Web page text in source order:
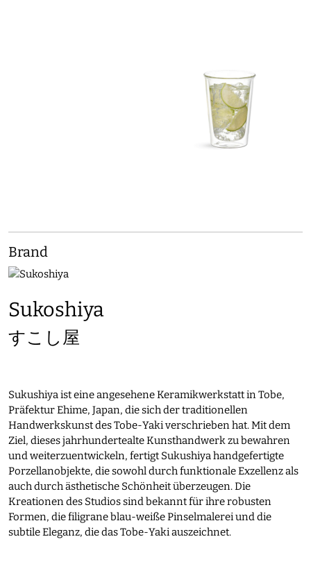
Brand
Sukoshiya
すこし屋
Sukushiya ist eine angesehene Keramikwerkstatt in Tobe,
Präfektur Ehime, Japan, die sich der traditionellen
Handwerkskunst des Tobe-Yaki verschrieben hat. Mit dem
Ziel, dieses jahrhundertealte Kunsthandwerk zu bewahren
und weiterzuentwickeln, fertigt Sukushiya handgefertigte
Porzellanobjekte, die sowohl durch funktionale Exzellenz als
auch durch ästhetische Schönheit überzeugen. Die
Kreationen des Studios sind bekannt für ihre robusten
Formen, die filigrane blau-weiße Pinselmalerei und die
subtile Eleganz, die das Tobe-Yaki auszeichnet.​